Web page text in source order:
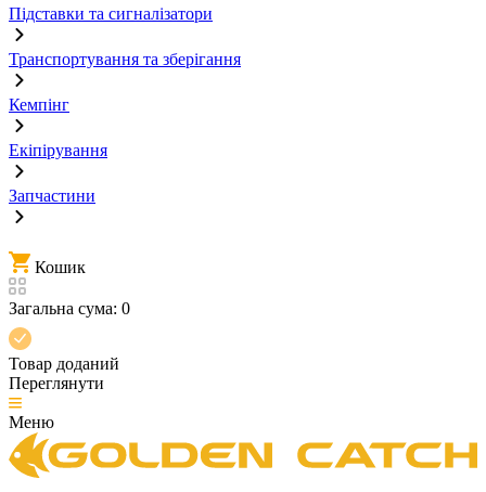
Підставки та сигналізатори
Транспортування та зберігання
Кемпінг
Екіпірування
Запчастини
Кошик
Загальна сума: 0
Товар доданий
Переглянути
Меню